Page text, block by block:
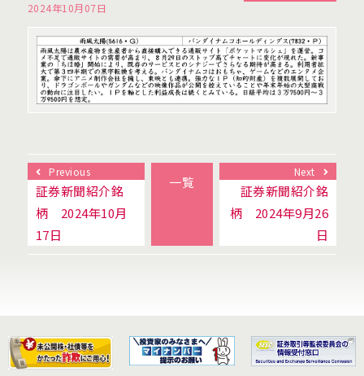
2024年10月07日
Previous
証券新聞紹介銘
柄 2024年10月
17日
一覧
Next
証券新聞紹介銘
柄 2024年9月26
日